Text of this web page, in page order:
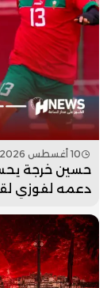
10 أغسطس 2026 - 06:00
حسين خرجة
دعمه لفوزي